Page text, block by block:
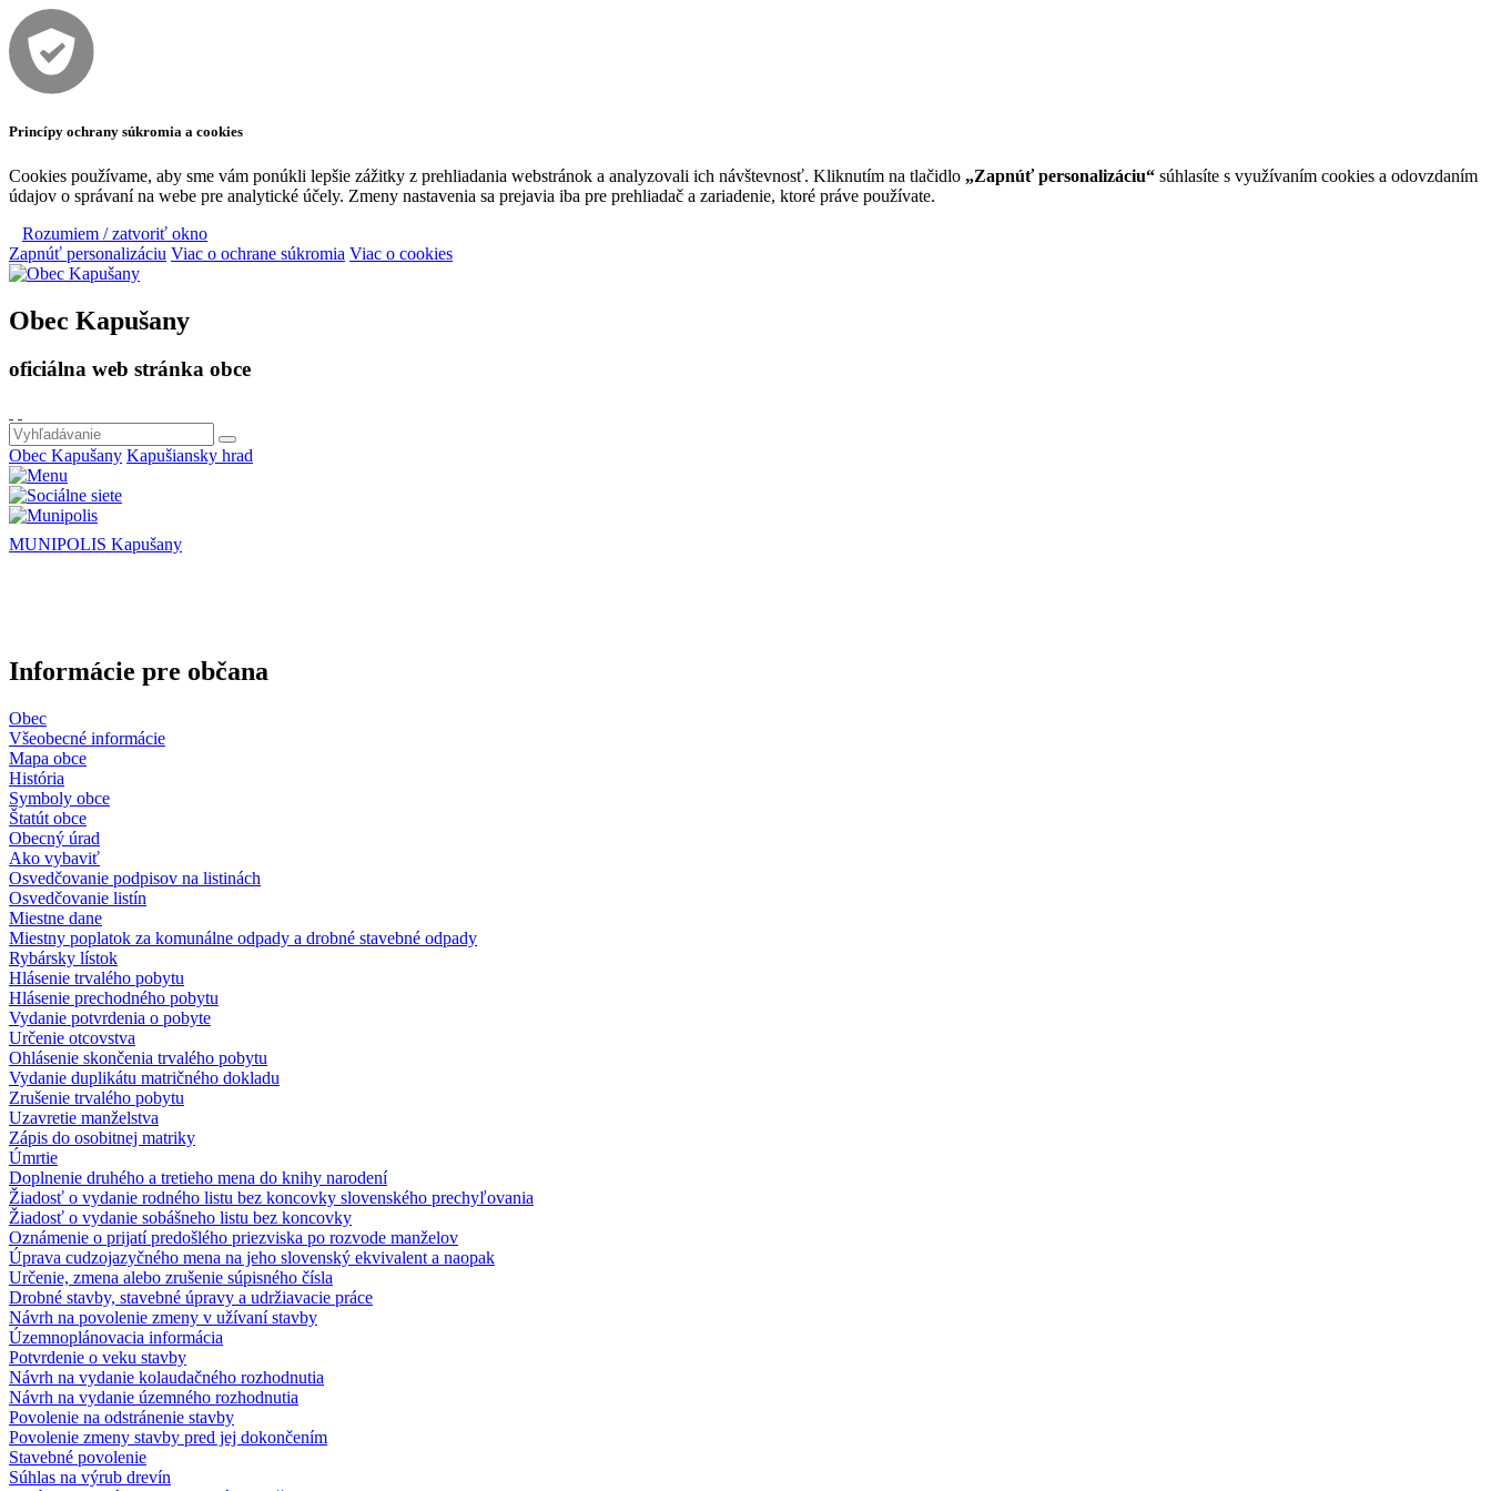
Princípy ochrany súkromia a cookies
Cookies používame, aby sme vám ponúkli lepšie zážitky z prehliadania webstránok a analyzovali ich návštevnosť. Kliknutím na tlačidlo „Zapnúť personalizáciu“ súhlasíte s využívaním cookies a odovzdaním
údajov o správaní na webe pre analytické účely. Zmeny nastavenia sa prejavia iba pre prehliadač a zariadenie, ktoré práve používate.
Rozumiem / zatvoriť okno
Zapnúť personalizáciu Viac o ochrane súkromia Viac o cookies
Obec Kapušany
oficiálna web stránka obce
Obec Kapušany Kapušiansky hrad
MUNIPOLIS Kapušany
Informácie pre občana
Obec
Všeobecné informácie
Mapa obce
História
Symboly obce
Štatút obce
Obecný úrad
Ako vybaviť
Osvedčovanie podpisov na listinách
Osvedčovanie listín
Miestne dane
Miestny poplatok za komunálne odpady a drobné stavebné odpady
Rybársky lístok
Hlásenie trvalého pobytu
Hlásenie prechodného pobytu
Vydanie potvrdenia o pobyte
Určenie otcovstva
Ohlásenie skončenia trvalého pobytu
Vydanie duplikátu matričného dokladu
Zrušenie trvalého pobytu
Uzavretie manželstva
Zápis do osobitnej matriky
Úmrtie
Doplnenie druhého a tretieho mena do knihy narodení
Žiadosť o vydanie rodného listu bez koncovky slovenského prechyľovania
Žiadosť o vydanie sobášneho listu bez koncovky
Oznámenie o prijatí predošlého priezviska po rozvode manželov
Úprava cudzojazyčného mena na jeho slovenský ekvivalent a naopak
Určenie, zmena alebo zrušenie súpisného čísla
Drobné stavby, stavebné úpravy a udržiavacie práce
Návrh na povolenie zmeny v užívaní stavby
Územnoplánovacia informácia
Potvrdenie o veku stavby
Návrh na vydanie kolaudačného rozhodnutia
Návrh na vydanie územného rozhodnutia
Povolenie na odstránenie stavby
Povolenie zmeny stavby pred jej dokončením
Stavebné povolenie
Súhlas na výrub drevín